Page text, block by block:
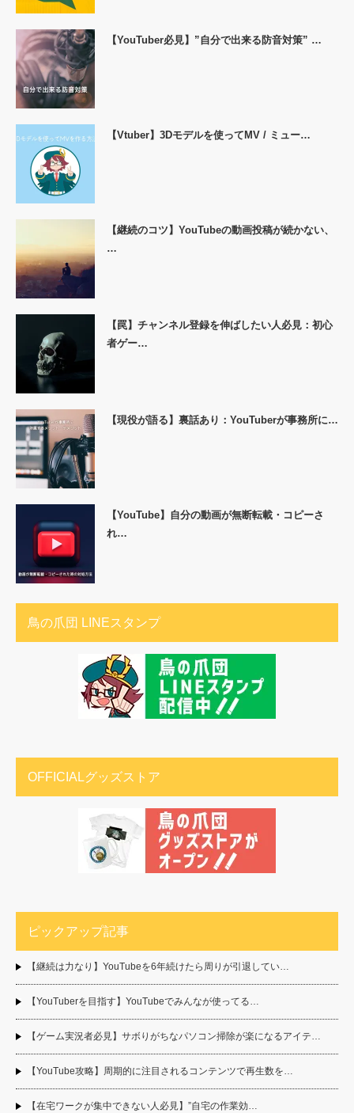
【YouTuber必見】”自分で出来る防音対策” …
【Vtuber】3Dモデルを使ってMV / ミュー…
【継続のコツ】YouTubeの動画投稿が続かない、
…
【罠】チャンネル登録を伸ばしたい人必見：初心
者ゲー…
【現役が語る】裏話あり：YouTuberが事務所に…
【YouTube】自分の動画が無断転載・コピーさ
れ…
鳥の爪団 LINEスタンプ
OFFICIALグッズストア
ピックアップ記事
【継続は力なり】YouTubeを6年続けたら周りが引退してい…
【YouTuberを目指す】YouTubeでみんなが使ってる…
【ゲーム実況者必見】サボりがちなパソコン掃除が楽になるアイテ…
【YouTube攻略】周期的に注目されるコンテンツで再生数を…
【在宅ワークが集中できない人必見】”自宅の作業効…